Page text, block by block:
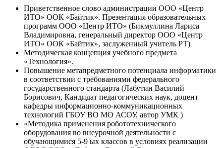
Приветственное слово администрации ООО «Центр
ИТО» ООК «Байтик». Презентация образовательных
программ ООО «Центр ИТО» (Бикмуллина Лариса
Владимировна, генеральный директор ООО «Центр
ИТО» ООК «Байтик», заслуженный учитель РТ)
Методическая концепция учебного предмета
«Технология».
Повышение метапредметного потенциала информатики
в соответствии с требованиями федерального
государственного стандарта (Лабутин Василий
Борисович, Кандидат педагогических наук, доцент
кафедры информационно-коммуникационных
технологий ГБОУ ВО МО АСОУ, автор УМК )
«Методика применения робототехнического
оборудования во внеурочной деятельности с
обучающимися 5-9 ых классов в условиях реализации